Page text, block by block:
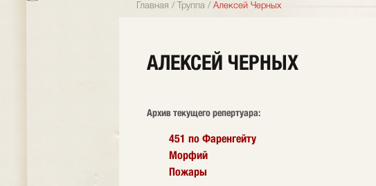
Главная / Труппа / Алексей Черных
АЛЕКСЕЙ ЧЕРНЫХ
Архив текущего репертуара:
451 по Фаренгейту
Морфий
Пожары